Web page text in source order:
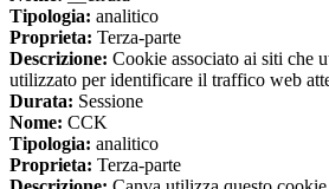
Tipologia: analitico
Proprieta: Terza-parte
Descrizione: Cookie associato ai siti che
utilizzato per identificare il traffico web
Durata: Sessione
Nome: CCK
Tipologia: analitico
Proprieta: Terza-parte